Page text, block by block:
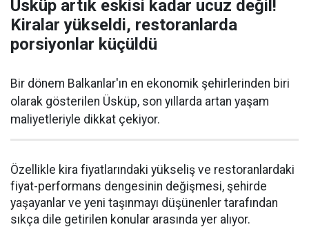
Üsküp artık eskisi kadar ucuz değil!
Kiralar yükseldi, restoranlarda
porsiyonlar küçüldü
Bir dönem Balkanlar'ın en ekonomik şehirlerinden biri
olarak gösterilen Üsküp, son yıllarda artan yaşam
maliyetleriyle dikkat çekiyor.
Özellikle kira fiyatlarındaki yükseliş ve restoranlardaki
fiyat-performans dengesinin değişmesi, şehirde
yaşayanlar ve yeni taşınmayı düşünenler tarafından
sıkça dile getirilen konular arasında yer alıyor.